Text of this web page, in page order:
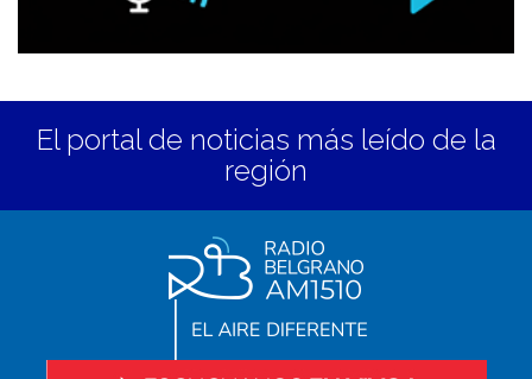
El portal de noticias más leído de la
región